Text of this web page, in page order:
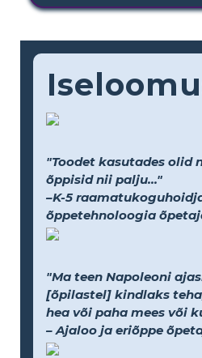
"Toodet kasutades olid
õppisid nii palju..."
–K-5
õppetehnoloogia
"Ma teen Napoleoni
[õpilastel] kindlaks
hea või paha mees või
– Ajaloo ja eriõppe